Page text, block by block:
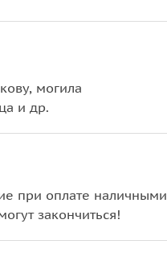
могила
и др.
при оплате наличными
закончиться!